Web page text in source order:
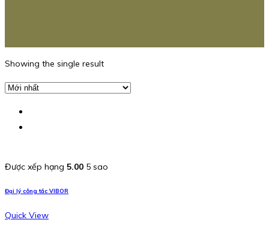
Showing the single result
Được xếp hạng 5.00 5 sao
Đại lý công tắc VIBOR
Quick View